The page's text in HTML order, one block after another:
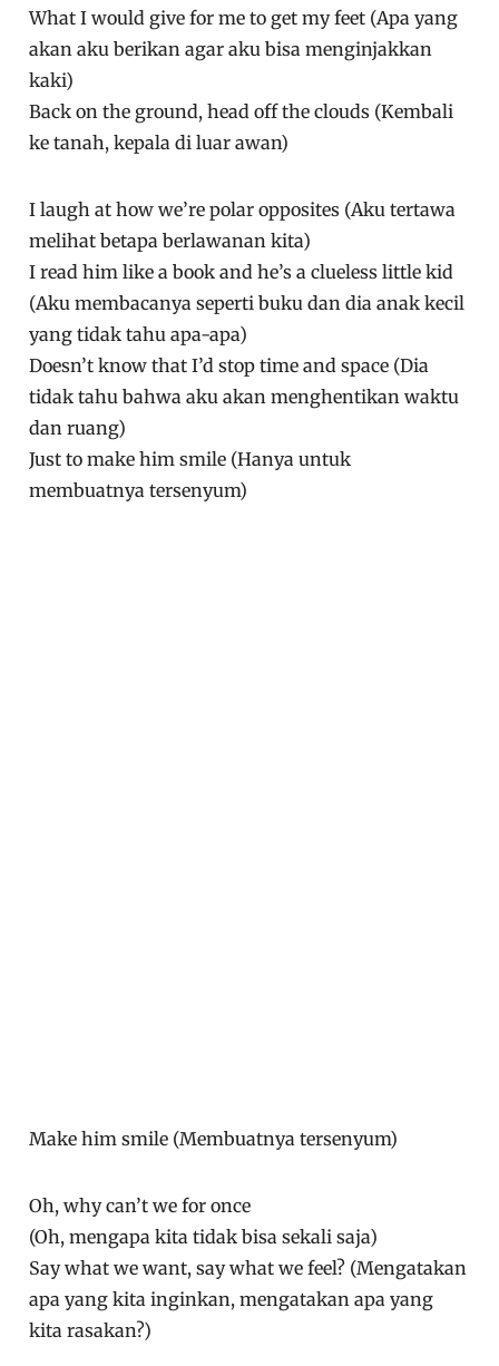
What I would give for me to get my feet (Apa yang
akan aku berikan agar aku bisa menginjakkan
kaki)
Back on the ground, head off the clouds (Kembali
ke tanah, kepala di luar awan)
I laugh at how we’re polar opposites (Aku tertawa
melihat betapa berlawanan kita)
I read him like a book and he’s a clueless little kid
(Aku membacanya seperti buku dan dia anak kecil
yang tidak tahu apa-apa)
Doesn’t know that I’d stop time and space (Dia
tidak tahu bahwa aku akan menghentikan waktu
dan ruang)
Just to make him smile (Hanya untuk
membuatnya tersenyum)
Make him smile (Membuatnya tersenyum)
Oh, why can’t we for once
(Oh, mengapa kita tidak bisa sekali saja)
Say what we want, say what we feel? (Mengatakan
apa yang kita inginkan, mengatakan apa yang
kita rasakan?)